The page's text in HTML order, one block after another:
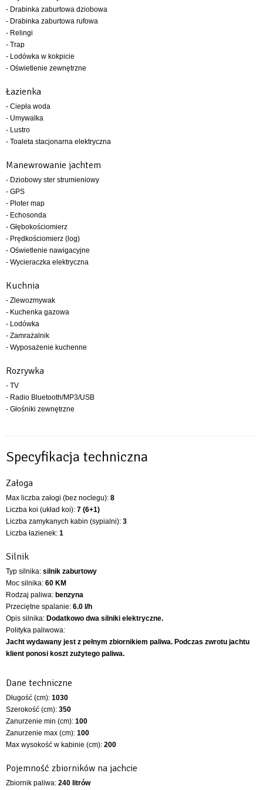
- Drabinka zaburtowa dziobowa
- Drabinka zaburtowa rufowa
- Relingi
- Trap
- Lodówka w kokpicie
- Oświetlenie zewnętrzne
Łazienka
- Ciepła woda
- Umywalka
- Lustro
- Toaleta stacjonarna elektryczna
Manewrowanie jachtem
- Dziobowy ster strumieniowy
- GPS
- Ploter map
- Echosonda
- Głębokościomierz
- Prędkościomierz (log)
- Oświetlenie nawigacyjne
- Wycieraczka elektryczna
Kuchnia
- Zlewozmywak
- Kuchenka gazowa
- Lodówka
- Zamrażalnik
- Wyposażenie kuchenne
Rozrywka
- TV
- Radio Bluetooth/MP3/USB
- Głośniki zewnętrzne
Specyfikacja techniczna
Załoga
Max liczba załogi (bez noclegu): 8
Liczba koi (układ koi): 7 (6+1)
Liczba zamykanych kabin (sypialni): 3
Liczba łazienek: 1
Silnik
Typ silnika: silnik zaburtowy
Moc silnika: 60 KM
Rodzaj paliwa: benzyna
Przeciętne spalanie: 6.0 l/h
Opis silnika: Dodatkowo dwa silniki elektryczne.
Polityka paliwowa:
Jacht wydawany jest z pełnym zbiornikiem paliwa. Podczas zwrotu jachtu
klient ponosi koszt zużytego paliwa.
Dane techniczne
Długość (cm): 1030
Szerokość (cm): 350
Zanurzenie min (cm): 100
Zanurzenie max (cm): 100
Max wysokość w kabinie (cm): 200
Pojemność zbiorników na jachcie
Zbiornik paliwa: 240 litrów